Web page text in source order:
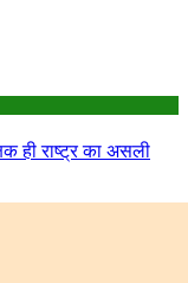
ही राष्ट्र का असली